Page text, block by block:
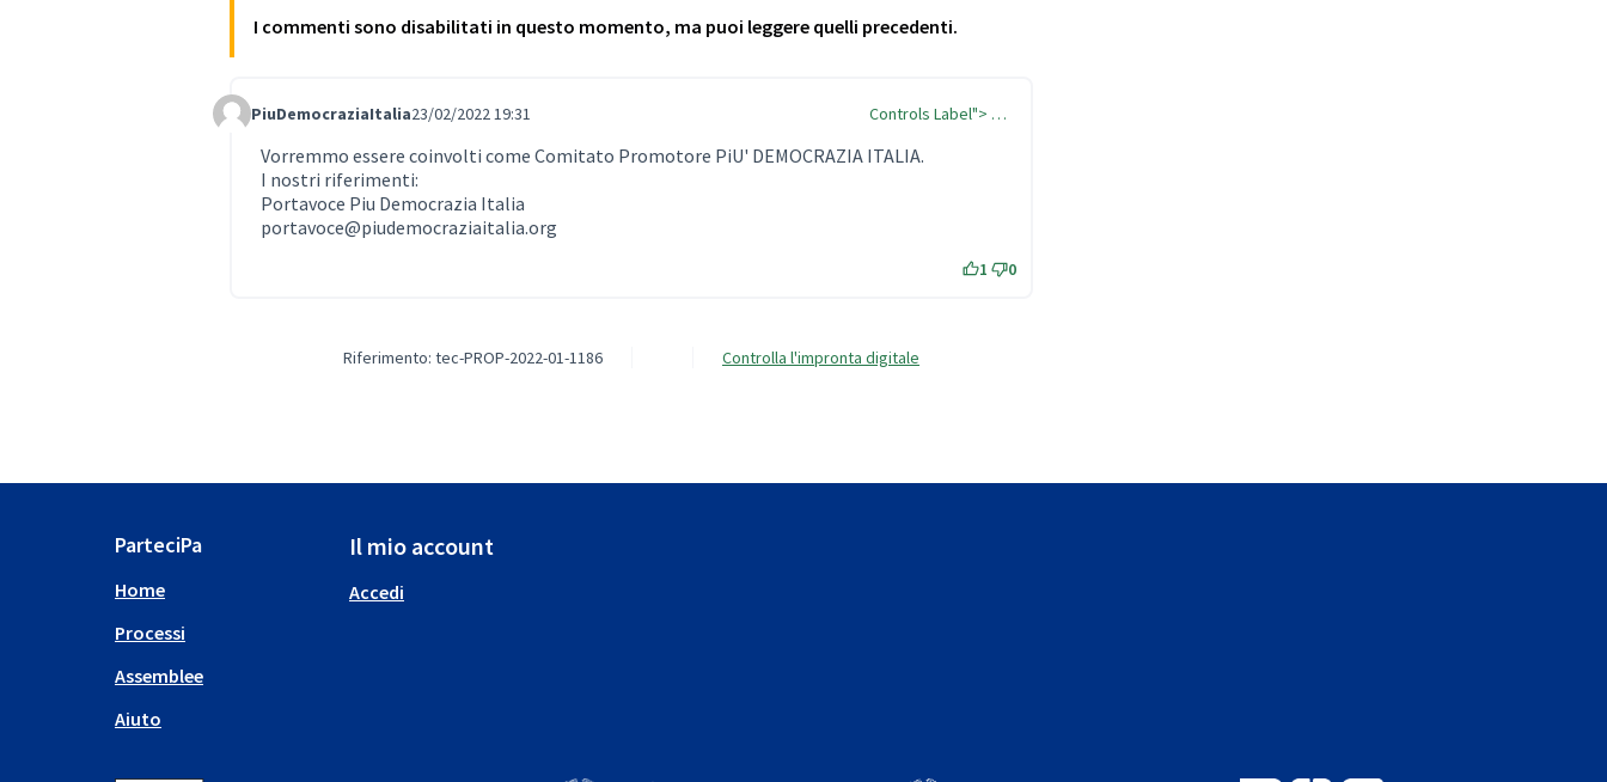
I commenti sono disabilitati in questo momento, ma puoi leggere quelli precedenti.
Comment Label
PiuDemocraziaItalia23/02/2022 19:31 Controls Label"> …
Vorremmo essere coinvolti come Comitato Promotore PiU' DEMOCRAZIA ITALIA.
I nostri riferimenti:
Portavoce Piu Democrazia Italia
portavoce@piudemocraziaitalia.org
1 0
Riferimento: tec-PROP-2022-01-1186 Controlla l'impronta digitale
ParteciPa
Home
Processi
Assemblee
Aiuto
Il mio account
Accedi